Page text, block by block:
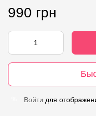
990 грн
Войти для